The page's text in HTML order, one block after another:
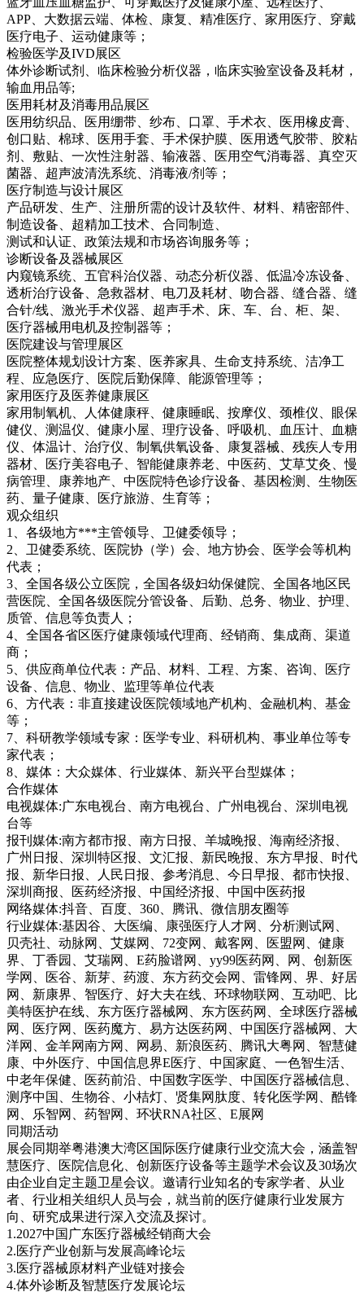
APP、大数据云端、体检、康复、精准医疗、家用医疗、穿戴
医疗电子、运动健康等；
检验医学及IVD展区
体外诊断试剂、临床检验分析仪器，临床实验室设备及耗材，
输血用品等;
医用耗材及消毒用品展区
医用纺织品、医用绷带、纱布、口罩、手术衣、医用橡皮膏、
创口贴、棉球、医用手套、手术保护膜、医用透气胶带、胶粘
剂、敷贴、一次性注射器、输液器、医用空气消毒器、真空灭
菌器、超声波清洗系统、消毒液/剂等；
医疗制造与设计展区
产品研发、生产、注册所需的设计及软件、材料、精密部件、
制造设备、超精加工技术、合同制造、
测试和认证、政策法规和市场咨询服务等；
诊断设备及器械展区
内窥镜系统、五官科治仪器、动态分析仪器、低温冷冻设备、
透析治疗设备、急救器材、电刀及耗材、吻合器、缝合器、缝
合针/线、激光手术仪器、超声手术、床、车、台、柜、架、
医疗器械用电机及控制器等；
医院建设与管理展区
医院整体规划设计方案、医养家具、生命支持系统、洁净工
程、应急医疗、医院后勤保障、能源管理等；
家用医疗及医养健康展区
家用制氧机、人体健康秤、健康睡眠、按摩仪、颈椎仪、眼保
健仪、测温仪、健康小屋、理疗设备、呼吸机、血压计、血糖
仪、体温计、治疗仪、制氧供氧设备、康复器械、残疾人专用
器材、医疗美容电子、智能健康养老、中医药、艾草艾灸、慢
病管理、康养地产、中医院特色诊疗设备、基因检测、生物医
药、量子健康、医疗旅游、生育等；
观众组织
1、各级地方***主管领导、卫健委领导；
2、卫健委系统、医院协（学）会、地方协会、医学会等机构
代表；
3、全国各级公立医院，全国各级妇幼保健院、全国各地区民
营医院、全国各级医院分管设备、后勤、总务、物业、护理、
质管、信息等负责人；
4、全国各省区医疗健康领域代理商、经销商、集成商、渠道
商；
5、供应商单位代表：产品、材料、工程、方案、咨询、医疗
设备、信息、物业、监理等单位代表
6、方代表：非直接建设医院领域地产机构、金融机构、基金
等；
7、科研教学领域专家：医学专业、科研机构、事业单位等专
家代表；
8、媒体：大众媒体、行业媒体、新兴平台型媒体；
合作媒体
电视媒体:广东电视台、南方电视台、广州电视台、深圳电视
台等
报刊媒体:南方都市报、南方日报、羊城晚报、海南经济报、
广州日报、深圳特区报、文汇报、新民晚报、东方早报、时代
报、新华日报、人民日报、参考消息、今日早报、都市快报、
深圳商报、医药经济报、中国经济报、中国中医药报
网络媒体:抖音、百度、360、腾讯、微信朋友圈等
行业媒体:基因谷、大医编、康强医疗人才网、分析测试网、
贝壳社、动脉网、艾媒网、72变网、戴客网、医盟网、健康
界、丁香园、艾瑞网、E药脸谱网、yy99医药网、网、创新医
学网、医谷、新芽、药渡、东方药交会网、雷锋网、界、好居
网、新康界、智医疗、好大夫在线、环球物联网、互动吧、比
美特医护在线、东方医疗器械网、东方医药网、全球医疗器械
网、医疗网、医药魔方、易方达医药网、中国医疗器械网、大
洋网、金羊网南方网、网易、新浪医药、腾讯大粤网、智慧健
康、中外医疗、中国信息界E医疗、中国家庭、一色智生活、
中老年保健、医药前沿、中国数字医学、中国医疗器械信息、
测序中国、生物谷、小桔灯、贤集网肽度、转化医学网、酷锋
网、乐智网、药智网、环状RNA社区、E展网
同期活动
展会同期举粤港澳大湾区国际医疗健康行业交流大会，涵盖智
慧医疗、医院信息化、创新医疗设备等主题学术会议及30场次
由企业自定主题卫星会议。邀请行业知名的专家学者、从业
者、行业相关组织人员与会，就当前的医疗健康行业发展方
向、研究成果进行深入交流及探讨。
1.2027中国广东医疗器械经销商大会
2.医疗产业创新与发展高峰论坛
3.医疗器械原材料产业链对接会
4.体外诊断及智慧医疗发展论坛